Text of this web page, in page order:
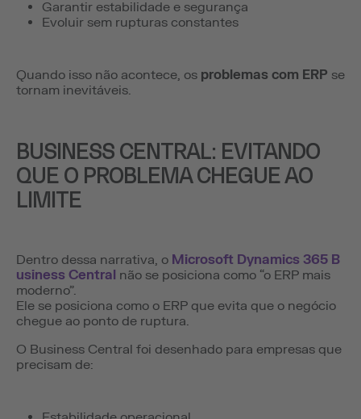
Garantir estabilidade e segurança
Evoluir sem rupturas constantes
Quando isso não acontece, os problemas com ERP se
tornam inevitáveis.
BUSINESS CENTRAL: EVITANDO
QUE O PROBLEMA CHEGUE AO
LIMITE
Dentro dessa narrativa, o Microsoft Dynamics 365 B
usiness Central não se posiciona como “o ERP mais
moderno”.
Ele se posiciona como o ERP que evita que o negócio
chegue ao ponto de ruptura.
O Business Central foi desenhado para empresas que
precisam de: